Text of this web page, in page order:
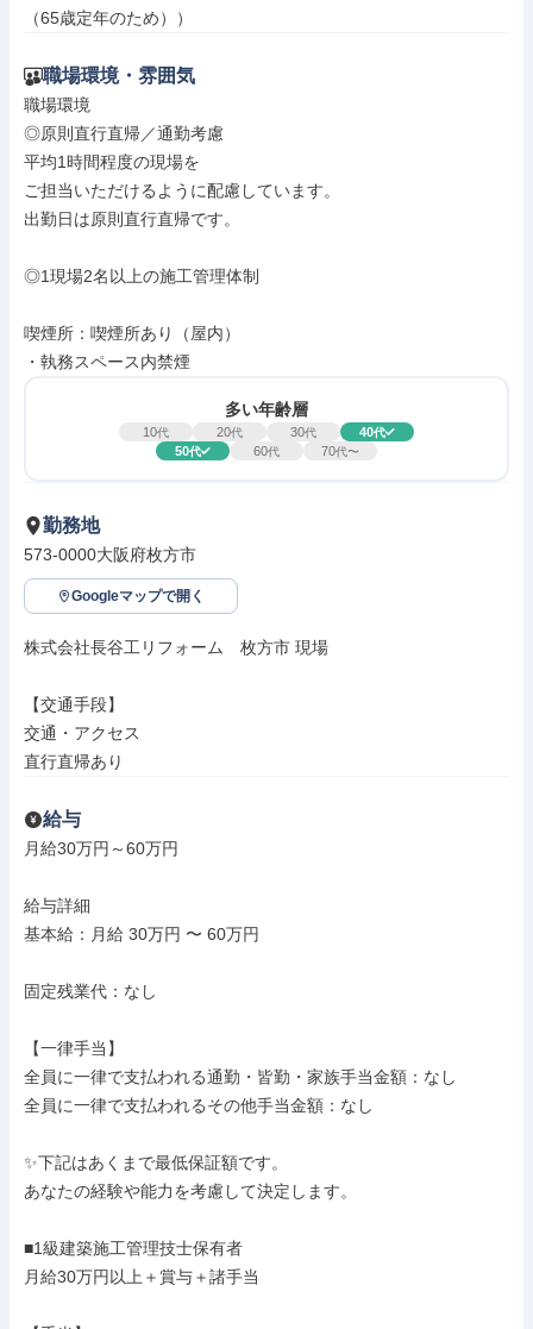
（65歳定年のため））
職場環境・雰囲気
職場環境
◎原則直行直帰／通勤考慮
平均1時間程度の現場を
ご担当いただけるように配慮しています。
出勤日は原則直行直帰です。
◎1現場2名以上の施工管理体制
喫煙所：喫煙所あり（屋内）
・執務スペース内禁煙
多い年齢層
10代 20代 30代 40代
50代 60代 70代〜
勤務地
573-0000大阪府枚方市
Googleマップで開く
株式会社長谷工リフォーム　枚方市 現場
【交通手段】
交通・アクセス
直行直帰あり
給与
月給30万円～60万円
給与詳細
基本給：月給 30万円 〜 60万円
固定残業代：なし
【一律手当】
全員に一律で支払われる通勤・皆勤・家族手当金額：なし
全員に一律で支払われるその他手当金額：なし
✨下記はあくまで最低保証額です。
あなたの経験や能力を考慮して決定します。
■1級建築施工管理技士保有者
月給30万円以上＋賞与＋諸手当